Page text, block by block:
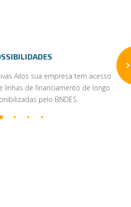
Ailos sua empresa tem acesso
linhas de financiamento de longo
pelo BNDES.